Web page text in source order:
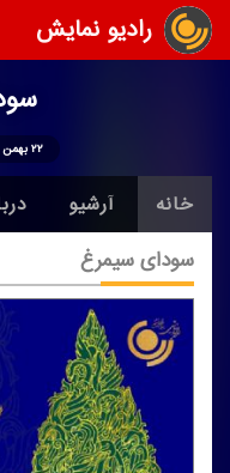
رادیو نمایش
۲۲ بهمن ۱۸:۰۰ به مدت ۲۴۰ دقیقه
خانه آرشیو
سودای سیمرغ